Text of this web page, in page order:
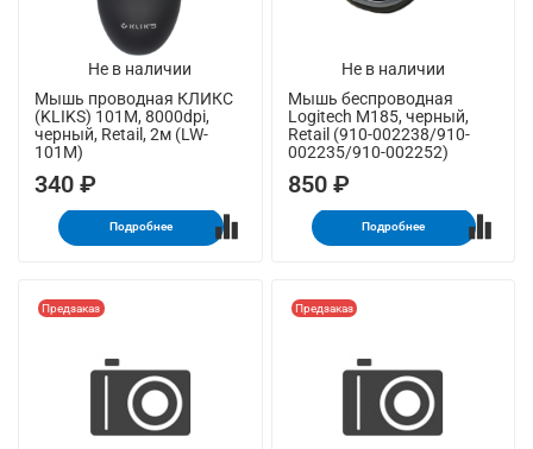
Не в наличии
Мышь проводная КЛИКС
(KLIKS) 101M, 8000dpi,
черный, Retail, 2м (LW-
101M)
340 ₽
Подробнее
Не в наличии
Мышь беспроводная
Logitech M185, черный,
Retail (910-002238/910-
002235/910-002252)
850 ₽
Подробнее
Предзаказ Предзаказ